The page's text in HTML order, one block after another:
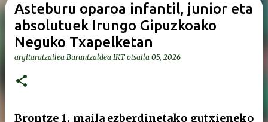
Asteburu oparoa infantil, junior eta
absolutuek Irungo Gipuzkoako
Neguko Txapelketan
argitaratzailea Buruntzaldea IKT otsaila 05, 2026
Brontze 1, maila ezberdinetako gutxieneko